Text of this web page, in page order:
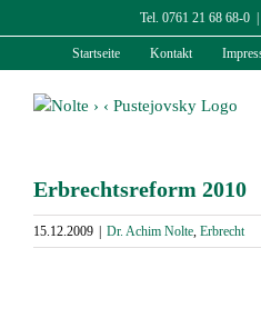
Inhalt
Tel. 0761 21 68 68-0
Startseite Kontakt
Erbrechtsreform 2010
15.12.2009 Dr. Achim Nolte, Erbrecht